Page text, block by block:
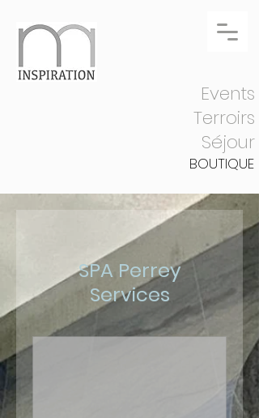
Terroirs
Events
Séjour
BOUTIQUE
SPA Perrey
Services